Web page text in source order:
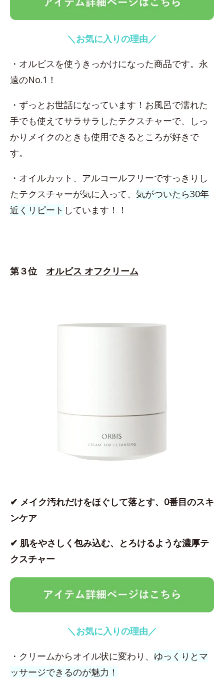
＼お気に入りの理由／
・オルビスを使うきっかけになった商品です。永
遠のNo.1！
・ずっとお世話になっています！お風呂で濡れた
手でも使えてサラサラしたテクスチャーで、しっ
かりメイクのときも使用できるところが好きで
す。
・オイルカット、アルコールフリーですっきりし
たテクスチャーが気に入って、 気がついたら30年
近くリピート しています！！
第３位 オルビス オフクリーム
✔ メイク汚れだけをほぐして落とす、0番目のスキ
ンケア
✔ 肌をやさしく包み込む、とろけるような濃厚テ
クスチャー
＼お気に入りの理由／
・クリームからオイル状に変わり、 ゆっくりとマ
ッサージできるのが魅力！